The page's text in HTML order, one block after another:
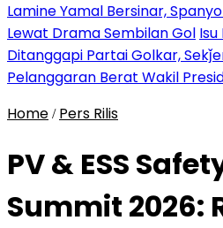
Lamine Yamal Bersinar,
Lewat Drama Sembilan Gol
Ditanggapi Partai Golkar,
Pelanggaran Berat Wakil
Home / Pers Rilis
PV & ESS
Summit 2026: